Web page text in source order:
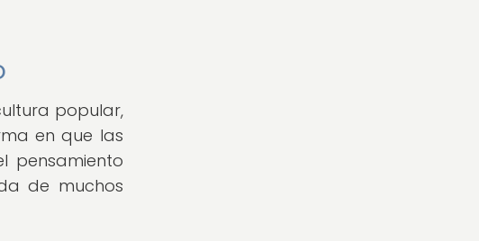
popular,
en que las
pensamiento
de muchos